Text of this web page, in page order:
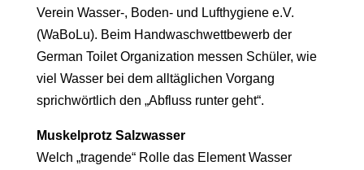
Verein Wasser-, Boden- und Lufthygiene e.V.
(WaBoLu). Beim Handwaschwettbewerb der
German Toilet Organization messen Schüler, wie
viel Wasser bei dem alltäglichen Vorgang
sprichwörtlich den „Abfluss runter geht“.
Muskelprotz Salzwasser
Welch „tragende“ Rolle das Element Wasser